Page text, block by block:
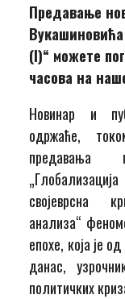
Предавање
(I)“ можете
часова на
Новинар и
одржаће,
предавања
својеврсна
анализа“
епохе, која је
данас,
политичких